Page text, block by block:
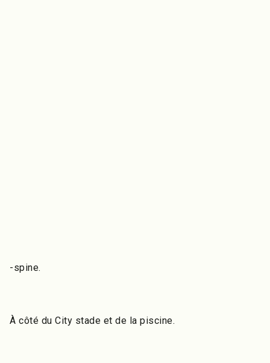
-spine.
À côté du City stade et de la piscine.